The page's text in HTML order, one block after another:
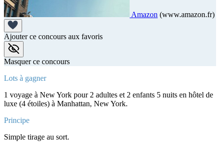
Amazon (www.amazon.fr)
Ajouter ce concours aux favoris
Masquer ce concours
Lots à gagner
1 voyage à New York pour 2 adultes et 2 enfants 5 nuits en hôtel de
luxe (4 étoiles) à Manhattan, New York.
Principe
Simple tirage au sort.